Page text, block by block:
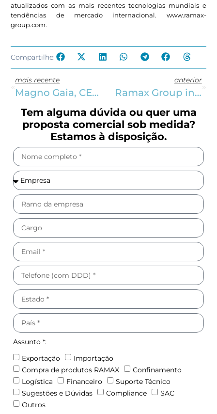
atualizados com as mais recentes tecnologias mundiais e
tendências de mercado internacional. www.ramax-
group.com.
Compartilhe:
mais recente
Magno Gaia, CEO do Ramax Group, destacou o sucesso do Dia de Campo
anterior
Ramax Group inaugura 1º frigorífico no Pará com capacidade de 400 abates diários
Tem alguma dúvida ou quer uma
proposta comercial sob medida?
Estamos à disposição.
Assunto *:
Exportação
Importação
Compra de produtos RAMAX
Confinamento
Logística
Financeiro
Suporte Técnico
Sugestões e Dúvidas
Compliance
SAC
Outros